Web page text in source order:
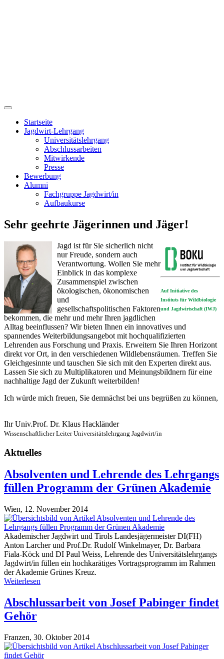
Startseite
Jagdwirt-Lehrgang
Universitätslehrgang
Abschlussarbeiten
Mitwirkende
Presse
Bewerbung
Alumni
Fachgruppe Jagdwirt/in
Aufbaukurse
Sehr geehrte Jägerinnen und Jäger!
Auf Initiative des
Instituts für Wildbiologie
und Jagdwirtschaft (IWJ)
Jagd ist für Sie sicherlich nicht
nur Freude, sondern auch
Verantwortung. Wollen Sie mehr
Einblick in das komplexe
Zusammenspiel zwischen
ökologischen, ökonomischen
und
gesellschaftspolitischen Faktoren
bekommen, die mehr und mehr Ihren jagdlichen
Alltag beeinflussen? Wir bieten Ihnen ein innovatives und
spannendes Weiterbildungsangebot mit hochqualifizierten
Lehrenden aus Forschung und Praxis. Erweitern Sie Ihren Horizont
direkt vor Ort, in den verschiedenen Wildlebensräumen. Treffen Sie
Gleichgesinnte und tauschen Sie sich mit den Experten direkt aus.
Lassen Sie sich zu Multiplikatoren und Meinungsbildnern für eine
nachhaltige Jagd der Zukunft weiterbilden!
Ich würde mich freuen, Sie demnächst bei uns begrüßen zu können,
Ihr Univ.Prof. Dr. Klaus Hackländer
Wissenschaftlicher Leiter Universitätslehrgang Jagdwirt/in
Aktuelles
Absolventen und Lehrende des Lehrgangs
füllen Programm der Grünen Akademie
Wien, 12. November 2014
Akademischer Jagdwirt und Tirols Landesjägermeister DI(FH)
Anton Larcher und Prof.Dr. Rudolf Winkelmayer, Dr. Barbara
Fiala-Köck und DI Paul Weiss, Lehrende des Universitätslehrgangs
Jagdwirt/in füllen ein hochkarätiges Vortragsprogramm im Rahmen
der Akademie Grünes Kreuz.
Weiterlesen
Abschlussarbeit von Josef Pabinger findet
Gehör
Franzen, 30. Oktober 2014